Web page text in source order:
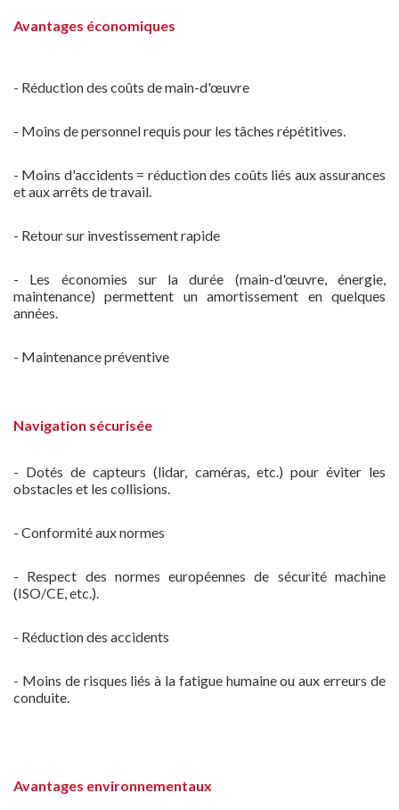
Avantages économiques
- Réduction des coûts de main-d'œuvre
- Moins de personnel requis pour les tâches répétitives.
- Moins d'accidents = réduction des coûts liés aux assurances
et aux arrêts de travail.
- Retour sur investissement rapide
- Les économies sur la durée (main-d'œuvre, énergie,
maintenance) permettent un amortissement en quelques
années.
- Maintenance préventive
Navigation sécurisée
- Dotés de capteurs (lidar, caméras, etc.) pour éviter les
obstacles et les collisions.
- Conformité aux normes
- Respect des normes européennes de sécurité machine
(ISO/CE, etc.).
- Réduction des accidents
- Moins de risques liés à la fatigue humaine ou aux erreurs de
conduite.
Avantages environnementaux